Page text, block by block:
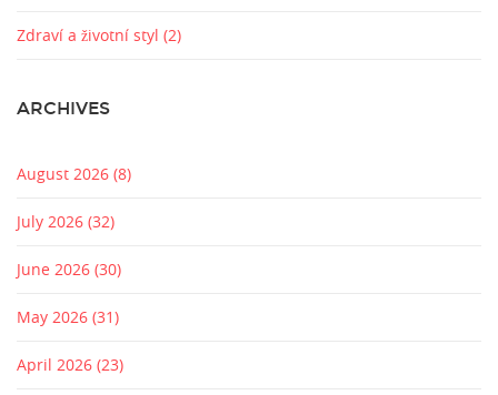
Zdraví a životní styl (2)
ARCHIVES
August 2026 (8)
July 2026 (32)
June 2026 (30)
May 2026 (31)
April 2026 (23)